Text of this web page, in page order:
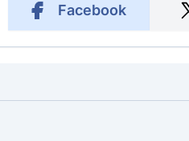
Facebook